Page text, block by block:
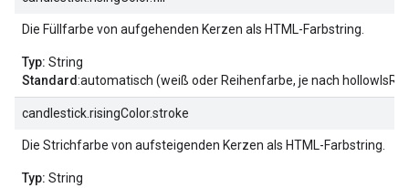
Die Füllfarbe von aufgehenden Kerzen als HTML-Farbstring.
Typ: String
Standard:automatisch (weiß oder Reihenfarbe, je nach
candlestick.risingColor.stroke
Die Strichfarbe von aufsteigenden Kerzen als HTML-Farbstring.
Typ: String